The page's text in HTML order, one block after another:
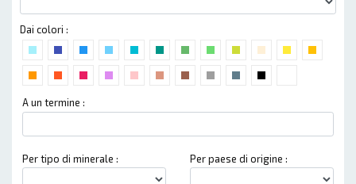
Dai colori :
A un termine :
Per tipo di minerale : Per paese di origine :